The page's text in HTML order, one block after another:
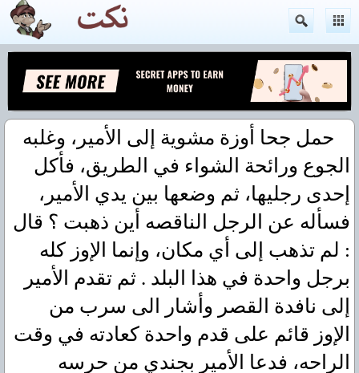
حمل جحا أوزة مشوية إلى الأمير، وغلبه
الجوع ورائحة الشواء في الطريق، فأكل
إحدى رجليها، ثم وضعها بين يدي الأمير،
فسأله عن الرجل الناقصه أين ذهبت ؟ قال
: لم تذهب إلى أي مكان، وإنما الإوز كله
برجل واحدة في هذا البلد . ثم تقدم الأمير
إلى نافدة القصر وأشار الى سرب من
الإوز قائم على قدم واحدة كعادته في وقت
الراحه، فدعا الأمير بجندي من حرسه